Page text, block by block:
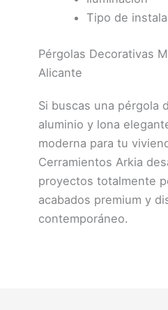
Tipo de
Pérgolas Decorativas
Alicante
Si buscas una pérgola
aluminio y lona
moderna para tu
Cerramientos Arkia
proyectos totalmente
acabados premium y
contemporáneo.